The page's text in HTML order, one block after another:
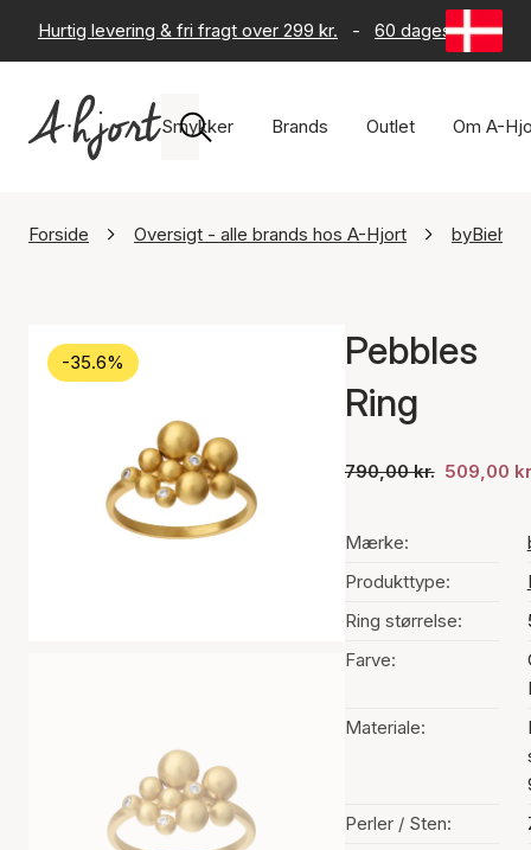
Hurtig levering & fri fragt over 299 kr. - 60 dages returret
Smykker Brands Outlet Om A-
Forside Oversigt - alle brands hos A-Hjort byBiehl
-35.6%
Pebbles
Ring
790,00 kr. 509,00
Mærke:
Produkttype:
Ring størrelse:
Farve:
Materiale:
Perler / Sten: